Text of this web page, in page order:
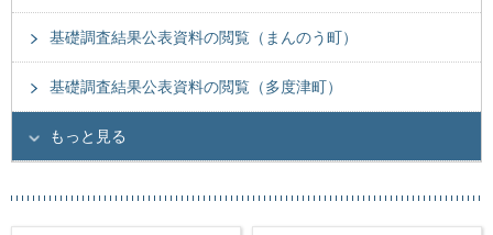
基礎調査結果公表資料の閲覧（まんのう町）
基礎調査結果公表資料の閲覧（多度津町）
もっと見る